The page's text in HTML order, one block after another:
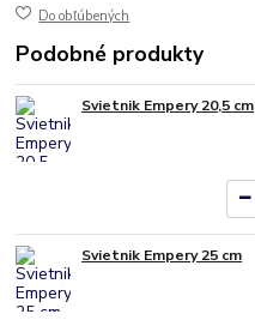
Do obľúbených
Podobné produkty
Svietnik Empery 20,5 cm
Svietnik Empery 25 cm